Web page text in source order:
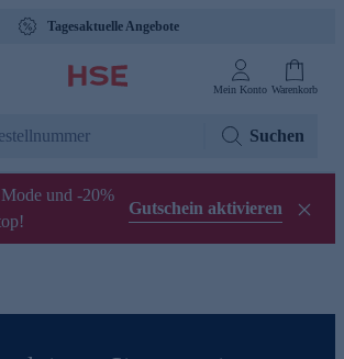
Tagesaktuelle Angebote
Mein Konto Warenkorb
Suchen
und -20%
Gutschein aktivieren